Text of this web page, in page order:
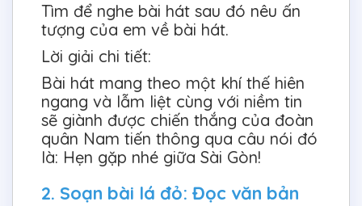
Tìm để nghe bài hát sau đó nêu ấn
tượng của em về bài hát.
Lời giải chi tiết:
Bài hát mang theo một khí thế hiên
ngang và lẫm liệt cùng với niềm tin
sẽ giành được chiến thắng của đoàn
quân Nam tiến thông qua câu nói đó
là: Hẹn gặp nhé giữa Sài Gòn!
2. Soạn bài lá đỏ: Đọc văn bản